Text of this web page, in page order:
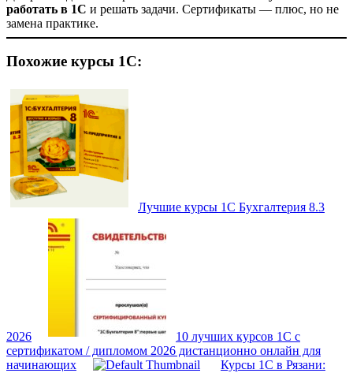
работать в 1С и решать задачи. Сертификаты — плюс, но не
замена практике.
Похожие курсы 1С:
Лучшие курсы 1С Бухгалтерия 8.3
2026
10 лучших курсов 1С с
сертификатом / дипломом 2026 дистанционно онлайн для
начинающих
Курсы 1С в Рязани: